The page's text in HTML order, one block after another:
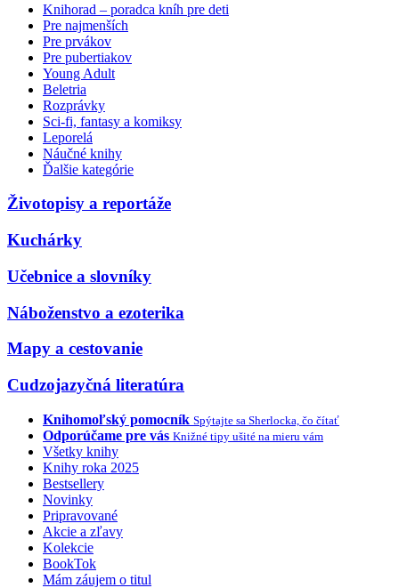
Knihorad – poradca kníh pre deti
Pre najmenších
Pre prvákov
Pre pubertiakov
Young Adult
Beletria
Rozprávky
Sci-fi, fantasy a komiksy
Leporelá
Náučné knihy
Ďalšie kategórie
Životopisy a reportáže
Kuchárky
Učebnice a slovníky
Náboženstvo a ezoterika
Mapy a cestovanie
Cudzojazyčná literatúra
Knihomoľský pomocník Spýtajte sa Sherlocka, čo čítať
Odporúčame pre vás Knižné tipy ušité na mieru vám
Všetky knihy
Knihy roka 2025
Bestsellery
Novinky
Pripravované
Akcie a zľavy
Kolekcie
BookTok
Mám záujem o titul